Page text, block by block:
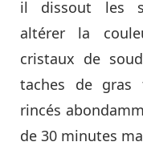
il dissout les
altérer la
cristaux de
taches de gras
rincés
de 30 minutes